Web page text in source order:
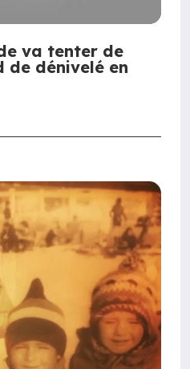
va tenter de
de dénivelé en